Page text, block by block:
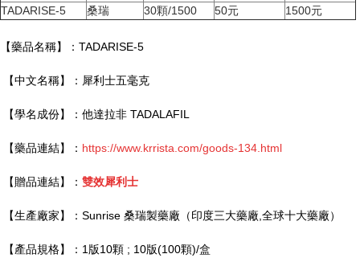
TADARISE-5
桑瑞 30顆/1500 50元 1500元
【藥品名稱】：TADARISE-5
【中文名稱】：犀利士五毫克
【學名成份】：他達拉非 TADALAFIL
【藥品連結】： https://www.krrista.com/goods-134.html
【贈品連結】： 雙效犀利士
【生產廠家】：Sunrise 桑瑞製藥廠（印度三大藥廠,全球十大藥廠）
【產品規格】：1版10顆 ; 10版(100顆)/盒